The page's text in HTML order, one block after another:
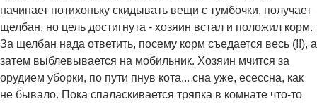
начинает потихоньку скидывать вещи с тумбочки, получает
щелбан, но цель достигнута - хозяин встал и положил корм.
За щелбан нада ответить, посему корм съедается весь (!!), а
затем выблевывается на мобильник. Хозяин мчится за
орудием уборки, по пути пнув кота... сна уже, есессна, как
не бывало. Пока спаласкивается тряпка в комнате что-то